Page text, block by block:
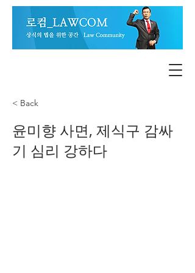
< Back
윤미향 사면, 제식구 감싸
기 심리 강하다